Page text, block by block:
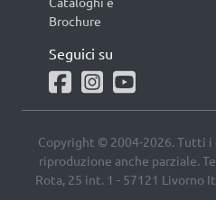
Brochure
Seguici su
Copyright © 2004-2026. Tutti
riproduzione anche parziale.
Rota, 25 int. 1 - 57121 Livorno